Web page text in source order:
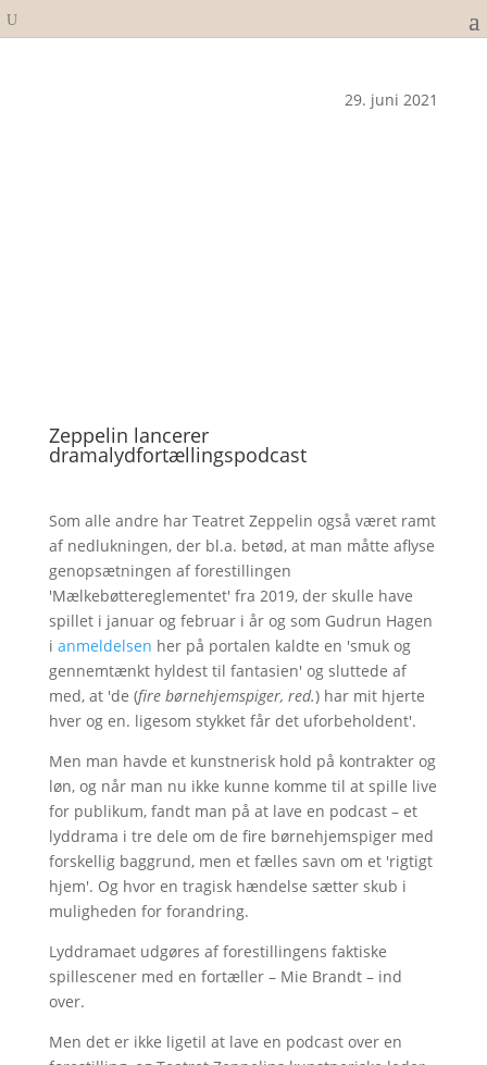
29. juni 2021
Zeppelin lancerer
dramalydfortællingspodcast
Som alle andre har Teatret Zeppelin også været ramt
af nedlukningen, der bl.a. betød, at man måtte aflyse
genopsætningen af forestillingen
'Mælkebøttereglementet' fra 2019, der skulle have
spillet i januar og februar i år og som Gudrun Hagen
i anmeldelsen her på portalen kaldte en 'smuk og
gennemtænkt hyldest til fantasien' og sluttede af
med, at 'de (fire børnehjemspiger, red.) har mit hjerte
hver og en. ligesom stykket får det uforbeholdent'.
Men man havde et kunstnerisk hold på kontrakter og
løn, og når man nu ikke kunne komme til at spille live
for publikum, fandt man på at lave en podcast – et
lyddrama i tre dele om de fire børnehjemspiger med
forskellig baggrund, men et fælles savn om et 'rigtigt
hjem'. Og hvor en tragisk hændelse sætter skub i
muligheden for forandring.
Lyddramaet udgøres af forestillingens faktiske
spillescener med en fortæller – Mie Brandt – ind
over.
Men det er ikke ligetil at lave en podcast over en